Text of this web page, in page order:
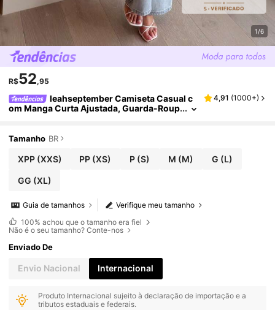
1/6
R$52,95
leahseptember Camiseta Casual c
om Manga Curta Ajustada, Guarda-Roup
vera, Verão
4,91 (1000+)
Tamanho BR
XPP(XXS) PP (XS) P (S) M (M) G (L)
GG (XL)
Verifique meu tamanho
Guia de tamanhos
100% achou que o tamanho era fiel
Não é o seu tamanho? Conte-nos
Enviado De
Envio Nacional Internacional
Produto Internacional sujeito à declaração de importação e a
tributos estaduais e federais.